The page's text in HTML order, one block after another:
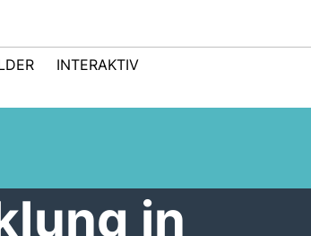
INTERAKTIV
in